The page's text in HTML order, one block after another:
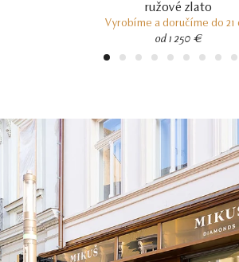
ružové zlato
Vyrobíme a doručíme do 21
od 1 250 €
1 2 3 4 5 6 7 8 9